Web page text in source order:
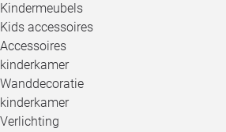
Kindermeubels
Kids accessoires
Accessoires
kinderkamer
Wanddecoratie
kinderkamer
Verlichting